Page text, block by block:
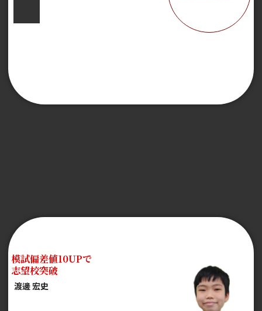
模試偏差値10UPで
志望校突破
渡邊 宏史